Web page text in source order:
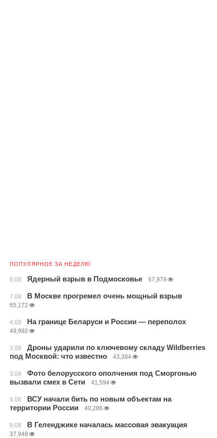
ПОПУЛЯРНОЕ ЗА НЕДЕЛЮ
8.08 Ядерный взрыв в Подмосковье 67,978
7.08 В Москве прогремел очень мощный взрыв
65,172
4.08 На границе Беларуси и России — переполох
49,992
3.08
Дроны ударили по ключевому складу Wildberries
под Москвой: что известно
43,384
3.08
Фото белорусского ополчения под Сморгонью
вызвали смех в Сети
41,594
4.08
ВСУ начали бить по новым объектам на
территории России
40,286
8.08 В Геленджике началась массовая эвакуация
37,948